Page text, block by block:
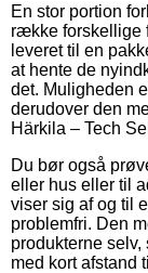
En stor portion
række forskellige
leveret til en
at hente de
det. Muligheden
derudover den
Härkila – Tech
Du bør også
eller hus eller til
viser sig af og til
problemfri. Den
produkterne
med kort afstand